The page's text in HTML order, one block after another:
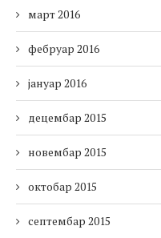
март 2016
фебруар 2016
јануар 2016
децембар 2015
новембар 2015
октобар 2015
септембар 2015